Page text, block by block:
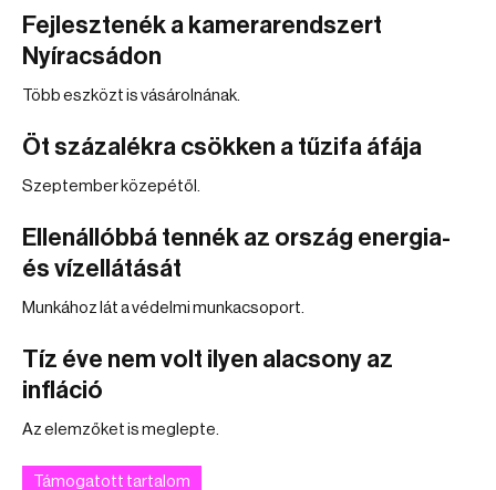
Fejlesztenék a kamerarendszert
Nyíracsádon
Több eszközt is vásárolnának.
Öt százalékra csökken a tűzifa áfája
Szeptember közepétől.
Ellenállóbbá tennék az ország energia-
és vízellátását
Munkához lát a védelmi munkacsoport.
Tíz éve nem volt ilyen alacsony az
infláció
Az elemzőket is meglepte.
Támogatott tartalom